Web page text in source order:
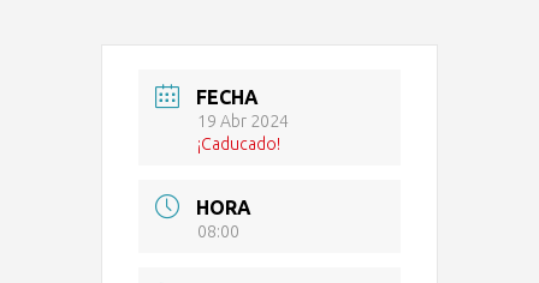
FECHA
19 Abr 2024
¡Caducado!
HORA
08:00